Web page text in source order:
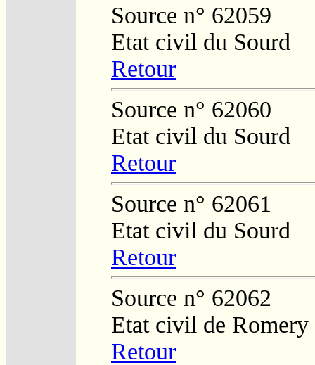
Source n° 62059
Etat civil du Sourd
Retour
Source n° 62060
Etat civil du Sourd
Retour
Source n° 62061
Etat civil du Sourd
Retour
Source n° 62062
Etat civil de Romery
Retour